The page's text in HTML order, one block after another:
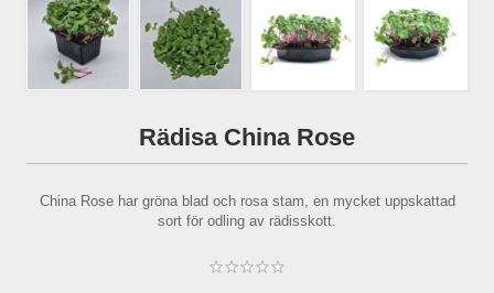
Rädisa China Rose
China Rose har gröna blad och rosa stam, en mycket uppskattad
sort för odling av rädisskott.